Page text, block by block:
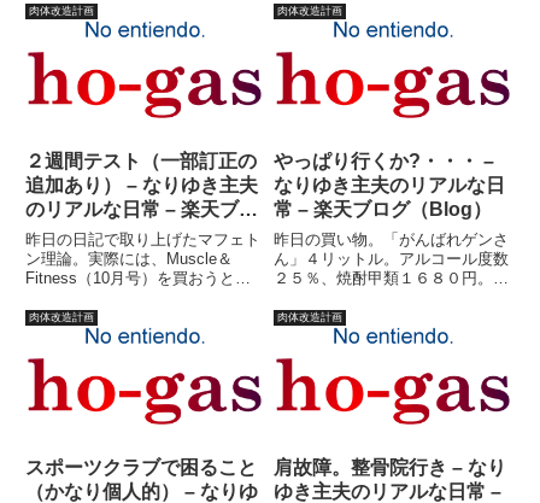
１日３件の日記が書けるシステム
から、５件の日記が書けるように
なっていたらしい。便利である。
といっても、一日３件も書いてな
い...
いる状態？筋トレのせいで体内の
乳酸が多くなりすぎているのかも
しれない。意味がわからん！と思
う人はこちらをクリック！そろ
そ...
肉体改造計画
２週間テスト（一部訂正の
追加あり） – なりゆき主夫
のリアルな日常 – 楽天ブロ
グ（Blog）
昨日の日記で取り上げたマフェト
ン理論。実際には、Muscle＆
Fitness（10月号）を買おうと思
ので（売ってんの見たことない
が）聞いた事はないけど体脂肪を
燃やす体になるなら読んでみる
か！というノリで購入した...
肉体改造計画
やっぱり行くか?・・・ –
なりゆき主夫のリアルな日
常 – 楽天ブログ（Blog）
昨日の買い物。「がんばれゲンさ
ん」４リットル。アルコール度数
２５％、焼酎甲類１６８０円。今
と気づけば、ソファーに一人。朝
６時。気を失っていた。飲みす
ぎ？全く覚えていない。ただ、気
持ち悪い。ブログランキングで
す。...
肉体改造計画
スポーツクラブで困ること
（かなり個人的） – なりゆ
肉体改造計画
肩故障。整骨院行き – なり
ゆき主夫のリアルな日常 –